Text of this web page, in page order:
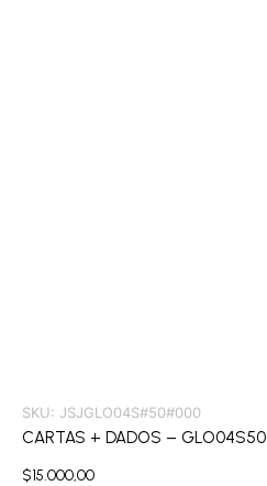
SKU: JSJGLO04S#50#000
CARTAS + DADOS – GLO04S50
$15.000,00